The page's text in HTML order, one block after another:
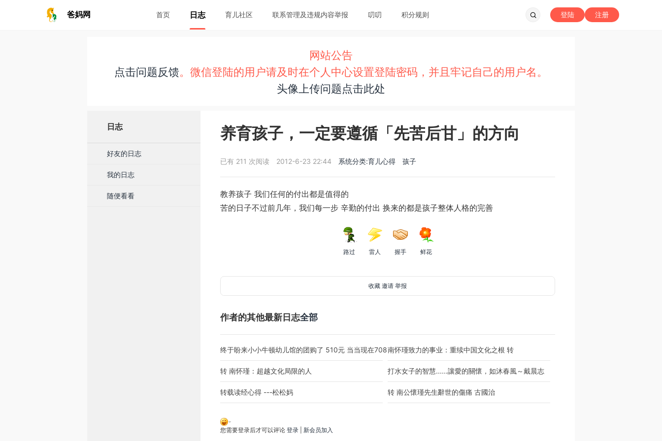
爸妈网 首页 日志 育儿社区 联系管理及违规内容举报 叨叨 积分规则 注册
登陆
网站公告
点击问题反馈。微信登陆的用户请及时在个人中心设置登陆密码，并且牢记自己的用户名。
头像上传问题点击此处
日志
好友的日志
我的日志
随便看看
养育孩子，一定要遵循「先苦后甘」的方向
已有 211 次阅读 2012-6-23 22:44 系统分类:育儿心得 孩子
教养孩子 我们任何的付出都是值得的
苦的日子不过前几年，我们每一步 辛勤的付出 换来的都是孩子整体人格的完善
路过 雷人 握手 鲜花
收藏 邀请 举报
作者的其他最新日志全部
终于盼来小小牛顿幼儿馆的团购了 510元 当当现在708 需要的妈妈赶快回复啊
南怀瑾致力的事业：重续中国文化之根 转
转 南怀瑾：超越文化局限的人 打水女子的智慧......讓愛的關懷，如沐春風～戴晨志
转载读经心得 ---松松妈 转 南公懷瑾先生辭世的傷痛 古國治
您需要登录后才可以评论 登录 新会员加入